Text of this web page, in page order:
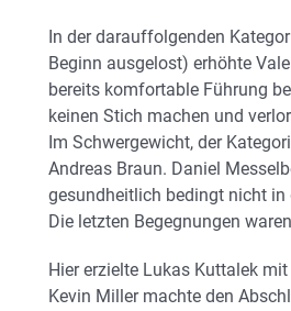
In der darauffolgenden
Beginn ausgelost) erhöhte
bereits komfortable Führung
keinen Stich machen und
Im Schwergewicht, der
Andreas Braun. Daniel
gesundheitlich bedingt nicht
Die letzten Begegnungen
Hier erzielte Lukas Kuttalek
Kevin Miller machte den